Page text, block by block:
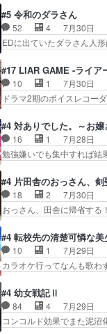
組みか‥Lv200帯の… そ
者の出現させるた… アリ
共闘してくれ魔…
ちゃんの恋愛話をしたり
っすら思ったことズバリ
い、さわやかだ 世話好
のクワガタ取りの話見て
れww唐突な作画力の正…
瞬で終わっちまったっ…
に見えた。4話は過…
#5 令和のダラさん
52 4
7月30日
EDに出ていたダラさん
惨な過去がきっちり現代
さんと姉弟の母との出会
んの過去話も佳境…げに
想：２人の過剰な貢ぎ
系列が4話と入れ替わっ
のどうやって運ぶんだよ
形態にもなれるんか!?w髪…
#17 LIAR GAME -ライア
10 1
7月30日
ドラマ2期のボイスレコ
国の奴らも馬鹿が多いが
ありがとうございました
治郎（中の人的に）仲間
の回転の速さと人間の心
で夜の国の独裁支配を強
ですね。昼の国が勝てる
た。次回も緊張が止まり…
#4 対ありでした。～お
16 1
7月28日
勉強嫌いでも集中すれ
なゲームも相手が強すぎ
マ：テスト勉強と大会感
ーーーーーーーー良い
ゲー対戦よりテストの方
ストに向けて勉強会！美
の2択なら戦闘を選ぶ娘w
を選ぶって、ひぐらしの
#4 片田舎のおっさん、
18 2
7月30日
おっさん、田舎に帰省す
れない爺さんには夢が詰
ニ、ヘンブリッツ、ミュ
お供ヒロインはクルニ。
手紙が来た。サーベルボ
家に帰ることに・ベリル
なるとお爺ちゃんだよね
帰ることに・ベリルはミ
#4 転校先の清楚可憐な
10 1
7月29日
カラオケ行ってなんも
やらあの女優さんが春希
ゃん姫ちゃんに野菜の子
のスマホを買いに行っ
U-NEXTで視聴しました
#4 幼女戦記Ⅱ
84 4
7月29日
コンコルド効果でまた